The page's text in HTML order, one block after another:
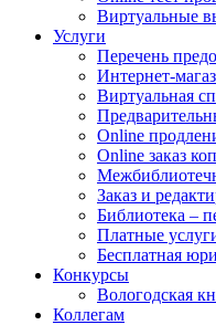
Виртуальные
Услуги
Перечень
Интернет-
Виртуальная
Online
Online заказ
Заказ и
Библиотека –
Платные
Бесплатная
Конкурсы
Вологодская
Коллегам